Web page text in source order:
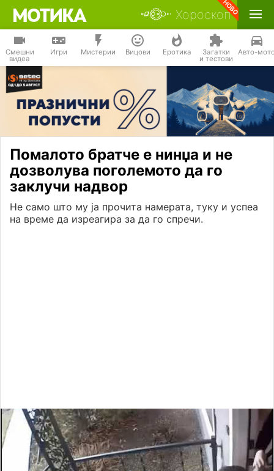
Хороскоп
Смешни
видеа
Игри Мистерии Вицови Еротика Загатки
и тестови
Авто-
Помалото братче е нинџа и не
дозволува поголемото да го
заклучи надвор
Не само што му ја прочита намерата, туку и успеа
на време да изреагира за да го спречи.